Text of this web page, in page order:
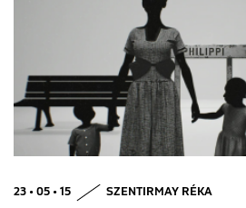
23 • 05 • 15 SZENTIRMAY RÉKA